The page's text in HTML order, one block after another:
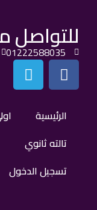
الرئيسية
تالته ثانوي
تسجيل الدخول
للتواصل
01222588035